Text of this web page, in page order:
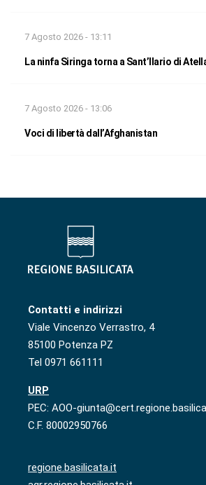
7 Agosto 2026 - 13:11
La ninfa Siringa torna a Sant’Ilario di
7 Agosto 2026 - 13:06
Voci di libertà dall’Afghanistan
Contatti e indirizzi
Viale Vincenzo Verrastro, 4
85100 Potenza PZ
Tel 0971 661111
URP
PEC: AOO-
C.F. 80002950766
regione.basilicata.it